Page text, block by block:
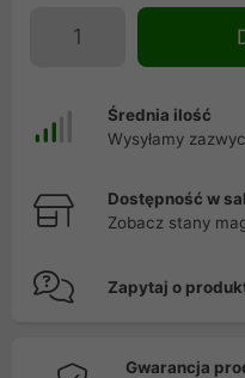
Średnia ilość
Wysyłamy
Dostępność w
Zobacz stany
Zapytaj o
Gwarancja